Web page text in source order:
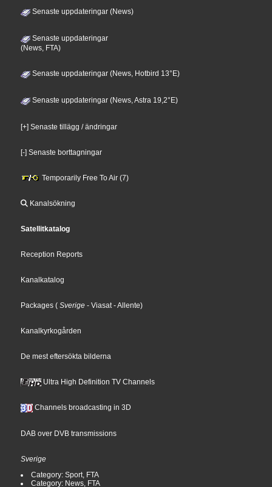
Senaste uppdateringar (News)
Senaste uppdateringar
(News, FTA)
Senaste uppdateringar (News, Hotbird 13°E)
Senaste uppdateringar (News, Astra 19,2°E)
[+] Senaste tillägg / ändringar
[-] Senaste borttagningar
Temporarily Free To Air (7)
Kanalsökning
Satellitkatalog
Reception Reports
Kanalkatalog
Packages ( Sverige - Viasat - Allente)
Kanalkyrkogården
De mest eftersökta bilderna
Ultra High Definition TV Channels
Channels broadcasting in 3D
DAB over DVB transmissions
Sverige
Category: Sport, FTA
Category: News, FTA